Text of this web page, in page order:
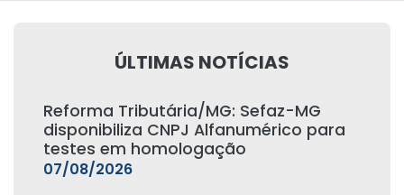
ÚLTIMAS NOTÍCIAS
Reforma Tributária/MG: Sefaz-MG
disponibiliza CNPJ Alfanumérico para
testes em homologação
07/08/2026